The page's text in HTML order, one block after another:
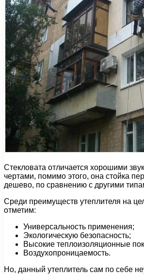
Стекловата отличается хорошими
чертами, помимо этого, она стойка
дешево, по сравнению с другими
Среди преимуществ утеплителя на
отметим:
Универсальность применения;
Экологическую безопасность;
Высокие теплоизоляционные
Воздухопроницаемость.
Но, данный утеплитель сам по себе